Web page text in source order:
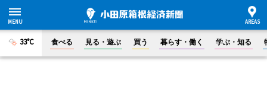
33°C 食べる 見る・遊ぶ 買う 暮らす・働く 学ぶ・知る